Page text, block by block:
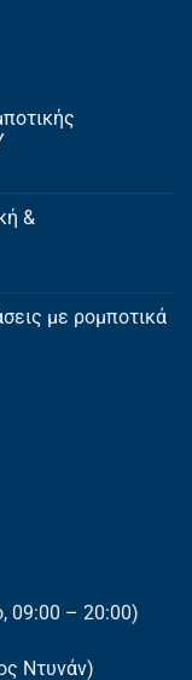
&
με ρομποτικά
09:00 – 20:00)
Ντυνάν)